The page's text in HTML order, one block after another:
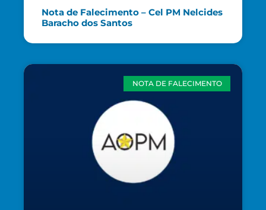
Nota de Falecimento – Cel PM Nelcides
Baracho dos Santos
NOTA DE FALECIMENTO